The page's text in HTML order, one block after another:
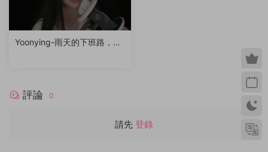
Yoonying-雨天的下班路，你
評論 0
請先 登錄